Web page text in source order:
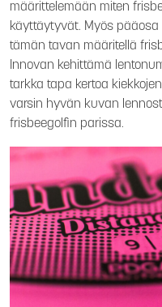
määrittelemään miten
käyttäytyvät. Myös
tämän tavan määritellä
Innovan kehittämä
tarkka tapa kertoa
varsin hyvän kuvan
frisbeegolfin parissa.